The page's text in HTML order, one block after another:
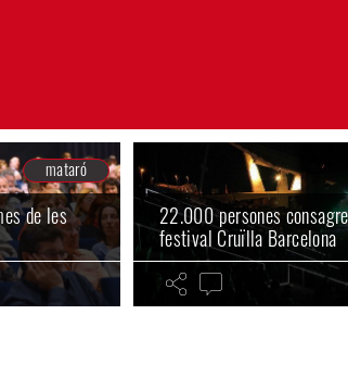
mataró
de les
22.000 persones
festival Cruïlla Barcelona